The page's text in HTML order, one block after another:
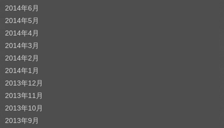
2014年6月
2014年5月
2014年4月
2014年3月
2014年2月
2014年1月
2013年12月
2013年11月
2013年10月
2013年9月